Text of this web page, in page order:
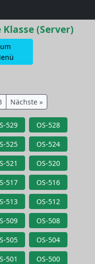
(Server)
Nächste »
529 OS-528
525 OS-524
521 OS-520
517 OS-516
513 OS-512
509 OS-508
505 OS-504
501 OS-500